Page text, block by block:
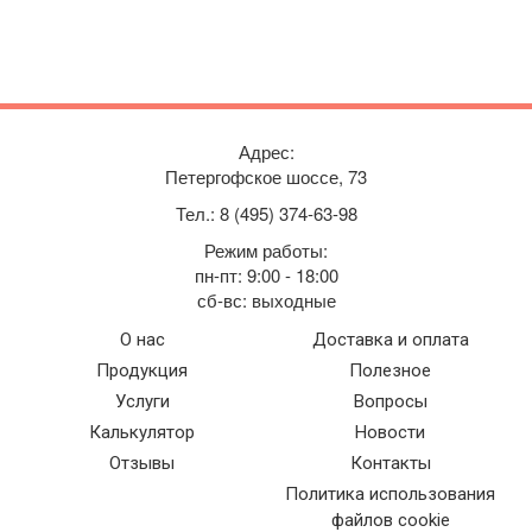
О нас
Продукция
Услуги
Калькулятор
Отзывы
Доставка и оплата
Полезное
Вопросы
Новости
Контакты
Политика использования
файлов cookie
Адрес:
Петергофское шоссе, 73
Тел.: 8 (495) 374-63-98
Режим работы:
пн-пт: 9:00 - 18:00
сб-вс: выходные